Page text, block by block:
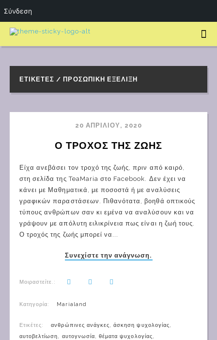
ΕΤΙΚΈΤΕΣ / ΠΡΟΣΩΠΙΚΉ ΕΞΈΛΙΞΗ
20 ΑΠΡΙΛΊΟΥ, 2020
Ο ΤΡΟΧΟΣ ΤΗΣ ΖΩΗΣ
Είχα ανεβάσει τον τροχό της ζωής, πριν από καιρό,
στη σελίδα της TeaMaria στο Facebook. Δεν έχει να
κάνει με Μαθηματικά, με ποσοστά ή με αναλύσεις
γραφικών παραστάσεων. Πιθανότατα, βοηθά οπτικούς
τύπους ανθρώπων σαν κι εμένα να αναλύσουν και να
γράψουν με απόλυτη ειλικρίνεια πως είναι η ζωή τους.
Ο τροχός της ζωής μπορεί να...
Συνεχίστε την ανάγνωση.
Μοιραστείτε.:
Κατηγορία: Marialand
Ετικέτες: ανθρώπινες ανάγκες,άσκηση ψυχολογίας,
αυτοβελτίωση, αυτογνωσία,θέματα ψυχολογίας,
Σύνδεση